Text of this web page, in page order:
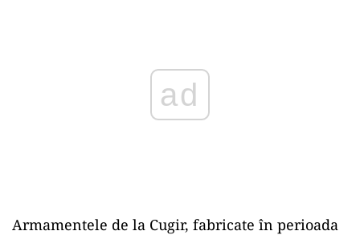
Armamentele de la Cugir, fabricate în perioada